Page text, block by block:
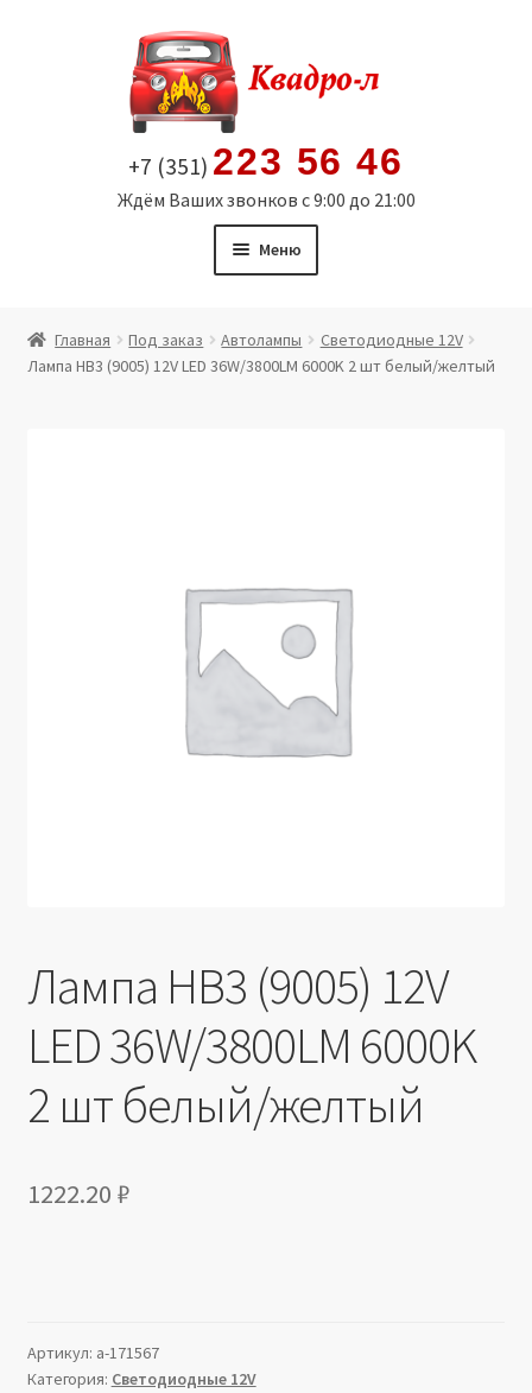
содержимому
+7 (351) 223 56 46
Ждём Ваших звонков с 9:00 до 21:00
Меню
Витрина
Юридические данные
Главная Под заказ Автолампы
Светодиодные 12V
Лампа HB3 (9005) 12V LED 36W/3800LM 6000K 2 шт белый/желтый
Лампа HB3 (9005) 12V
LED 36W/3800LM 6000K
2 шт белый/желтый
1222.20 ₽
Артикул: a-171567
Категория: Светодиодные 12V